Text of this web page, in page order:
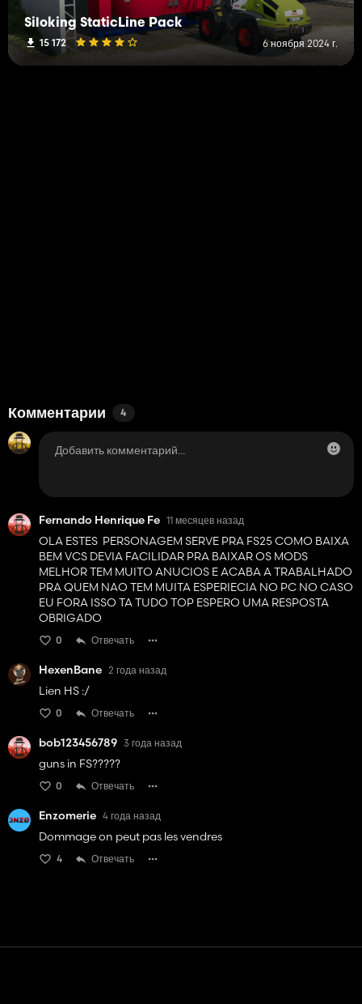
Siloking StaticLine Pack
15 172 6 ноября 2024 г.
Комментарии 4
Fernando Henrique Fe 11 месяцев назад
OLA ESTES PERSONAGEM SERVE PRA FS25 COMO BAIXA
BEM VCS DEVIA FACILIDAR PRA BAIXAR OS MODS
MELHOR TEM MUITO ANUCIOS E ACABA A TRABALHADO
PRA QUEM NAO TEM MUITA ESPERIECIA NO PC NO CASO
EU FORA ISSO TA TUDO TOP ESPERO UMA RESPOSTA
OBRIGADO
0 Отвечать
HexenBane 2 года назад
Lien HS :/
0 Отвечать
bob123456789 3 года назад
guns in FS?????
0 Отвечать
Enzomerie 4 года назад
Dommage on peut pas les vendres
4 Отвечать